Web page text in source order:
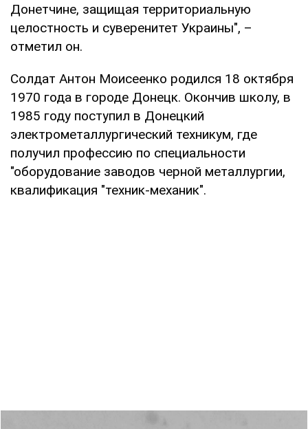
Донетчине, защищая территориальную
целостность и суверенитет Украины", –
отметил он.
Солдат Антон Моисеенко родился 18 октября
1970 года в городе Донецк. Окончив школу, в
1985 году поступил в Донецкий
электрометаллургический техникум, где
получил профессию по специальности
"оборудование заводов черной металлургии,
квалификация "техник-механик".